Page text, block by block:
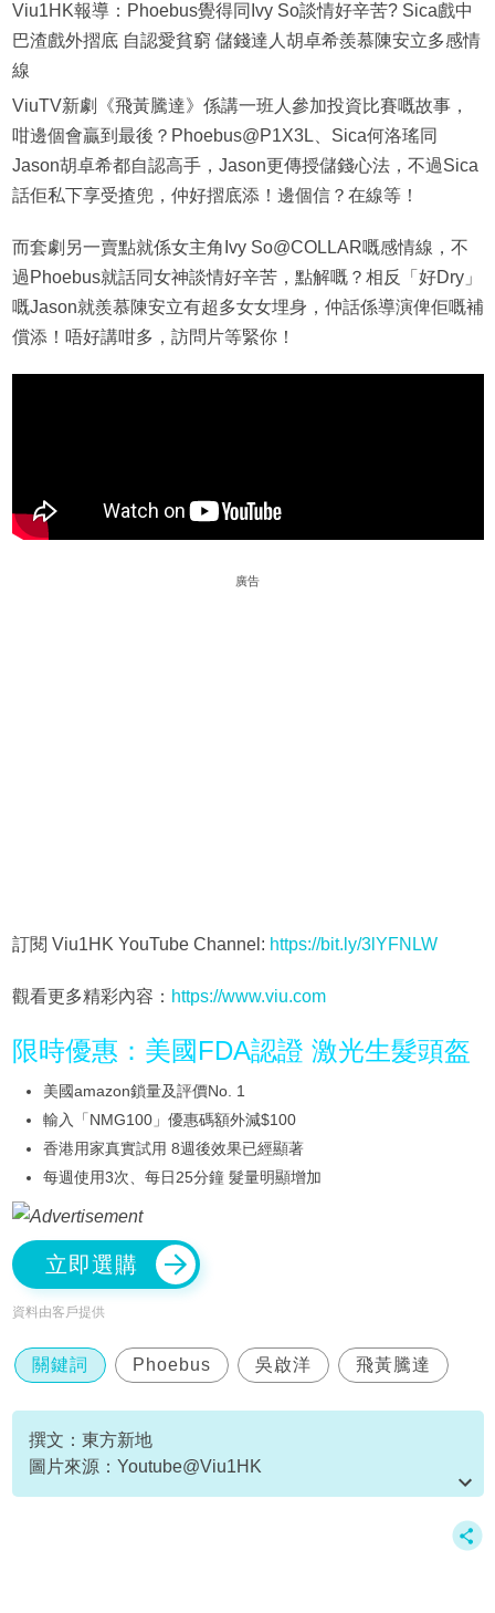
Viu1HK報導：Phoebus覺得同Ivy So談情好辛苦? Sica戲中
巴渣戲外摺底 自認愛貧窮 儲錢達人胡卓希羨慕‍️陳安立多感情
線
ViuTV新劇《飛黃騰達》係講一班人參加投資比賽嘅故事，
咁邊個會贏到最後？Phoebus@P1X3L、Sica何洛瑤同
Jason胡卓希都自認高手，Jason更傳授儲錢心法，不過Sica
話佢私下享受揸兜，仲好摺底添！邊個信？在線等！
而套劇另一賣點就係女主角Ivy So@COLLAR嘅感情線，不
過Phoebus就話同女神談情好辛苦，點解嘅？相反「好Dry」
嘅Jason就羨慕陳安立有超多女女埋身，仲話係導演俾佢嘅補
償添！唔好講咁多，訪問片等緊你！
廣告
訂閱 Viu1HK YouTube Channel: https://bit.ly/3lYFNLW
觀看更多精彩內容： https://www.viu.com
限時優惠：美國FDA認證 激光生髮頭盔
美國amazon鎖量及評價No. 1
輸入「NMG100」優惠碼額外減$100
香港用家真實試用 8週後效果已經顯著
每週使用3次、每日25分鐘 髮量明顯增加
立即選購
資料由客戶提供
關鍵詞 Phoebus 吳啟洋 飛黃騰達
撰文：東方新地
圖片來源：Youtube@Viu1HK
資料或影片來源：Youtube@Viu1HK